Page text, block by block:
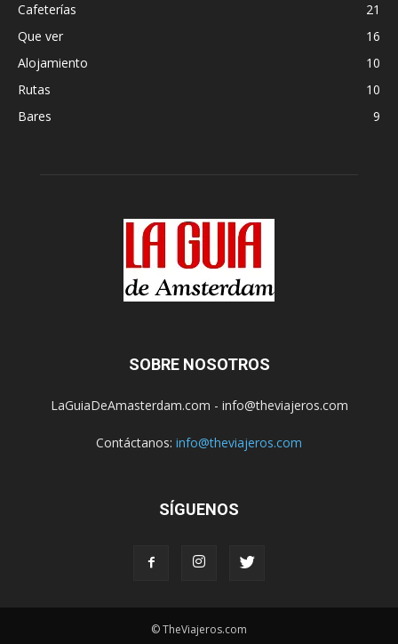
Cafeterías
21
Que ver
16
Alojamiento
10
Rutas
10
Bares
9
SOBRE NOSOTROS
LaGuiaDeAmasterdam.com - info@theviajeros.com
Contáctanos: info@theviajeros.com
SÍGUENOS
© TheViajeros.com